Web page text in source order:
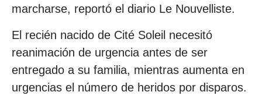
marcharse, reportó el diario Le Nouvelliste.
El recién nacido de Cité Soleil necesitó
reanimación de urgencia antes de ser
entregado a su familia, mientras aumenta en
urgencias el número de heridos por disparos.